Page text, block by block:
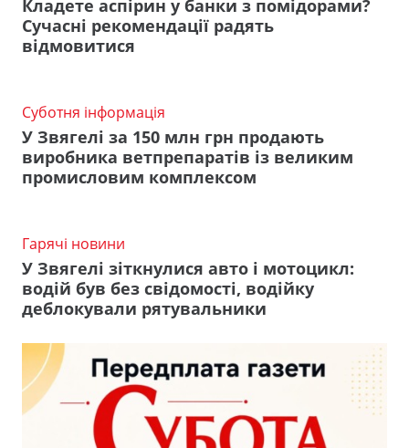
Кладете аспірин у банки з помідорами?
Сучасні рекомендації радять
відмовитися
Суботня інформація
У Звягелі за 150 млн грн продають
виробника ветпрепаратів із великим
промисловим комплексом
Гарячі новини
У Звягелі зіткнулися авто і мотоцикл:
водій був без свідомості, водійку
деблокували рятувальники